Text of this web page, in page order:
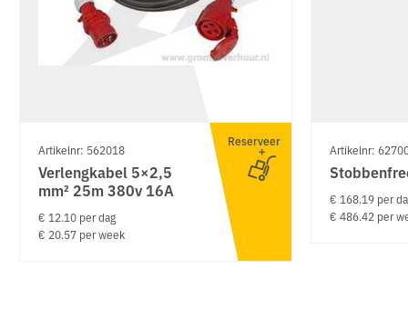
Artikelnr: 562018
Verlengkabel 5×2,5
mm² 25m 380v 16A
€ 12.10 per dag
€ 20.57 per week
Reserveer
Artikelnr:
€ 168.19 per
€ 486.42 per